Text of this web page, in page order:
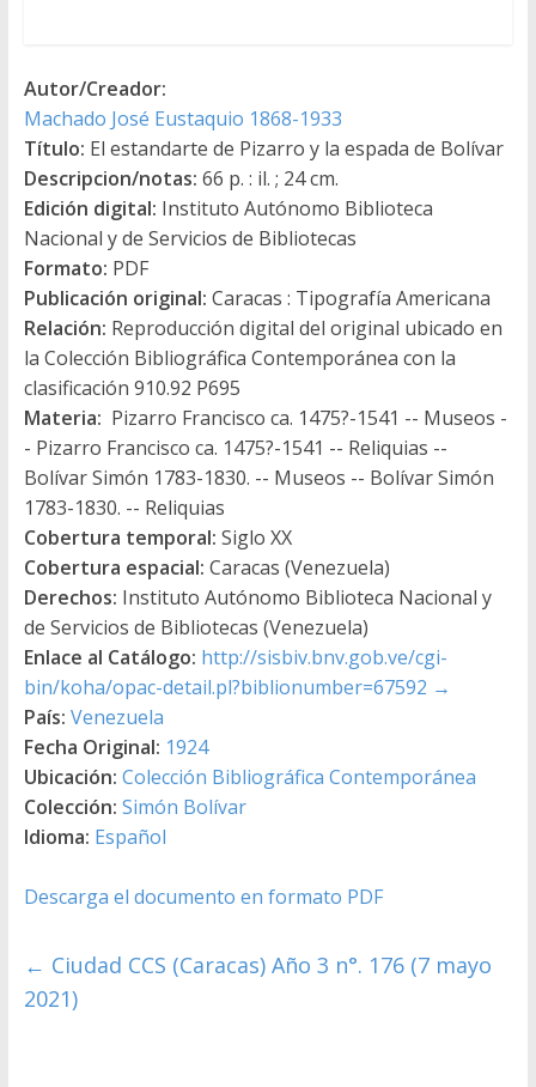
Autor/Creador:
Machado José Eustaquio 1868-1933
Título: El estandarte de Pizarro y la espada de Bolívar
Descripcion/notas: 66 p. : il. ; 24 cm.
Edición digital: Instituto Autónomo Biblioteca
Nacional y de Servicios de Bibliotecas
Formato: PDF
Publicación original: Caracas : Tipografía Americana
Relación: Reproducción digital del original ubicado en
la Colección Bibliográfica Contemporánea con la
clasificación 910.92 P695
Materia: Pizarro Francisco ca. 1475?-1541 -- Museos -
- Pizarro Francisco ca. 1475?-1541 -- Reliquias --
Bolívar Simón 1783-1830. -- Museos -- Bolívar Simón
1783-1830. -- Reliquias
Cobertura temporal: Siglo XX
Cobertura espacial: Caracas (Venezuela)
Derechos: Instituto Autónomo Biblioteca Nacional y
de Servicios de Bibliotecas (Venezuela)
Enlace al Catálogo: http://sisbiv.bnv.gob.ve/cgi-
bin/koha/opac-detail.pl?biblionumber=67592 →
País: Venezuela
Fecha Original: 1924
Ubicación: Colección Bibliográfica Contemporánea
Colección: Simón Bolívar
Idioma: Español
Descarga el documento en formato PDF
← Ciudad CCS (Caracas) Año 3 n°. 176 (7 mayo
2021)